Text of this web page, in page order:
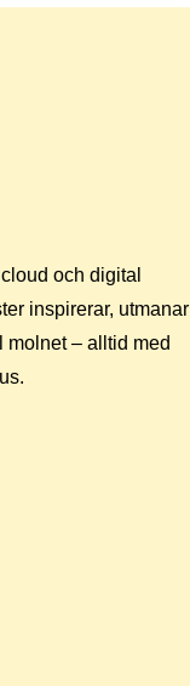
och digital
inspirerar, utmanar
– alltid med